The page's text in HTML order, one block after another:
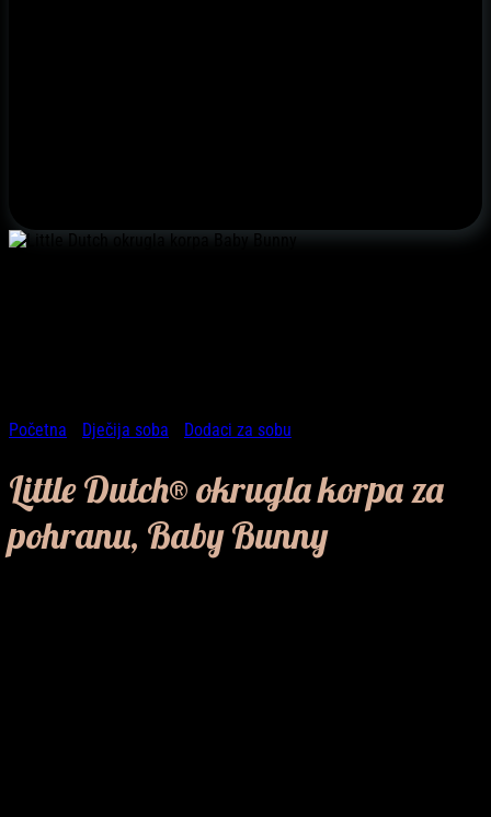
Početna Dječija soba Dodaci za sobu
Little Dutch® okrugla korpa za
pohranu, Baby Bunny